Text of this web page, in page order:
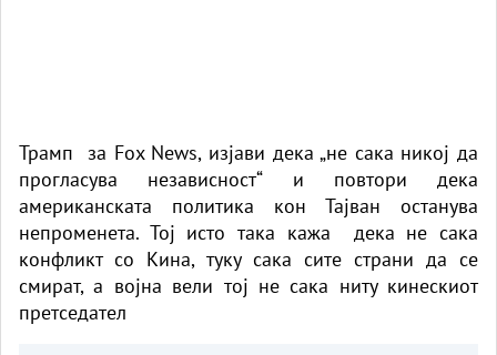
Трамп за Fox News, изјави дека „не сака никој да
прогласува независност“ и повтори дека
американската политика кон Тајван останува
непроменета. Тој исто така кажа дека не сака
конфликт со Кина, туку сака сите страни да се
смират, а војна вели тој не сака ниту кинескиот
претседател